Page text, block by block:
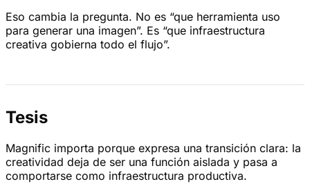
Eso cambia la pregunta. No es “que herramienta uso
para generar una imagen”. Es “que infraestructura
creativa gobierna todo el flujo”.
Tesis
Magnific importa porque expresa una transición clara: la
creatividad deja de ser una función aislada y pasa a
comportarse como infraestructura productiva.